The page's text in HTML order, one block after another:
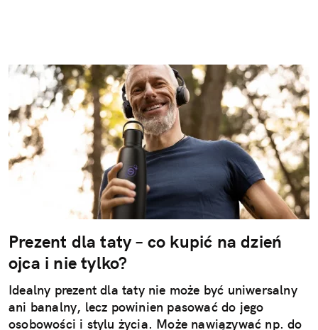
Prezent dla taty – co kupić na dzień
ojca i nie tylko?
Idealny prezent dla taty nie może być uniwersalny
ani banalny, lecz powinien pasować do jego
osobowości i stylu życia. Może nawiązywać np. do